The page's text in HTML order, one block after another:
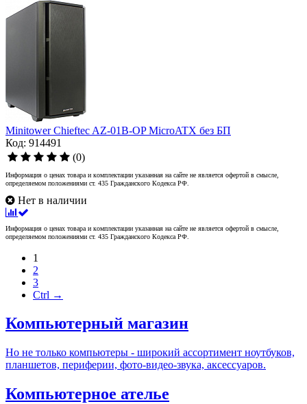
Minitower Chieftec AZ-01B-OP MicroATX без БП
Код: 914491
(0)
Информация о ценах товара и комплектации указанная на сайте не является офертой в смысле,
определяемом положениями ст. 435 Гражданского Кодекса РФ.
Нет в наличии
Информация о ценах товара и комплектации указанная на сайте не является офертой в смысле,
определяемом положениями ст. 435 Гражданского Кодекса РФ.
1
2
3
Ctrl →
Компьютерный магазин
Но не только компьютеры - широкий ассортимент ноутбуков,
планшетов, периферии, фото-видео-звука, аксессуаров.
Компьютерное ателье